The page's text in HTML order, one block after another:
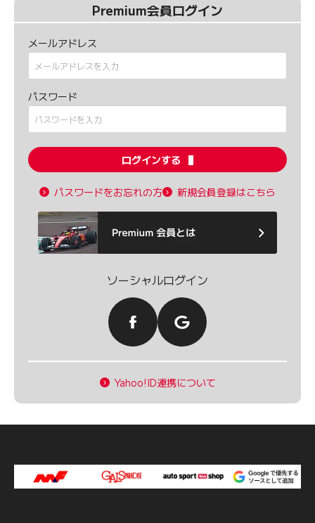
Premium会員ログイン
メールアドレス
パスワード
ログインする
パスワードをお忘れの方 新規会員登録はこちら
ソーシャルログイン
Yahoo!ID連携について